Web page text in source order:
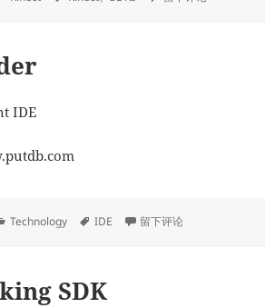
IDE
分
Technology
标
IDE 于Web Builder
留下评论
SDK